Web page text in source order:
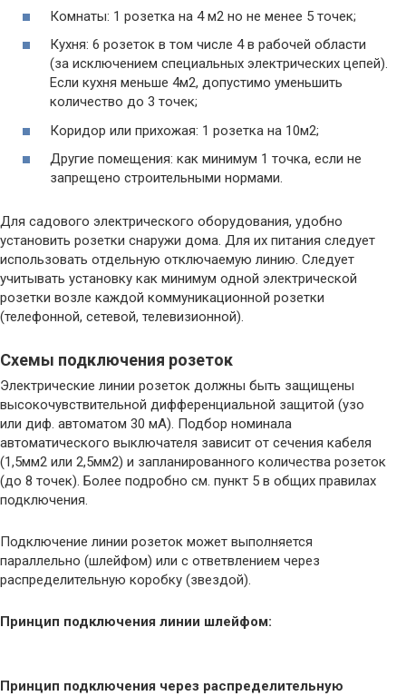
Комнаты: 1 розетка на 4 м2 но не менее 5 точек;
Кухня: 6 розеток в том числе 4 в рабочей области
(за исключением специальных электрических цепей).
Если кухня меньше 4м2, допустимо уменьшить
количество до 3 точек;
Коридор или прихожая: 1 розетка на 10м2;
Другие помещения: как минимум 1 точка, если не
запрещено строительными нормами.
Для садового электрического оборудования, удобно
установить розетки снаружи дома. Для их питания следует
использовать отдельную отключаемую линию. Следует
учитывать установку как минимум одной электрической
розетки возле каждой коммуникационной розетки
(телефонной, сетевой, телевизионной).
Схемы подключения розеток
Электрические линии розеток должны быть защищены
высокочувствительной дифференциальной защитой (узо
или диф. автоматом 30 мА). Подбор номинала
автоматического выключателя зависит от сечения кабеля
(1,5мм2 или 2,5мм2) и запланированного количества розеток
(до 8 точек). Более подробно см. пункт 5 в общих правилах
подключения.
Подключение линии розеток может выполняется
параллельно (шлейфом) или с ответвлением через
распределительную коробку (звездой).
Принцип подключения линии шлейфом:
Принцип подключения через распределительную